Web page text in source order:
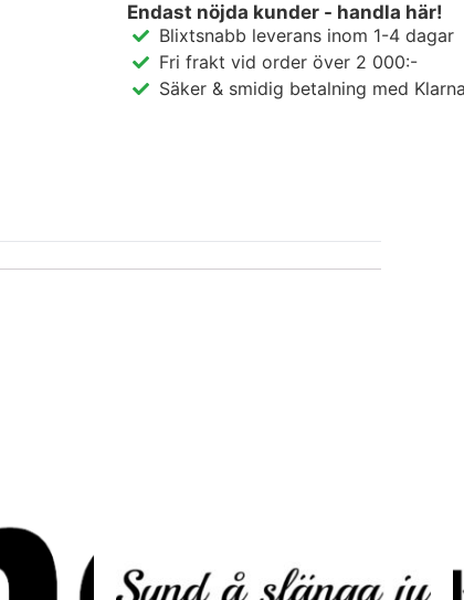
Endast nöjda kunder - handla här!
Blixtsnabb leverans inom 1-4 dagar
Fri frakt vid order över 2 000:-
Säker & smidig betalning med Klarna